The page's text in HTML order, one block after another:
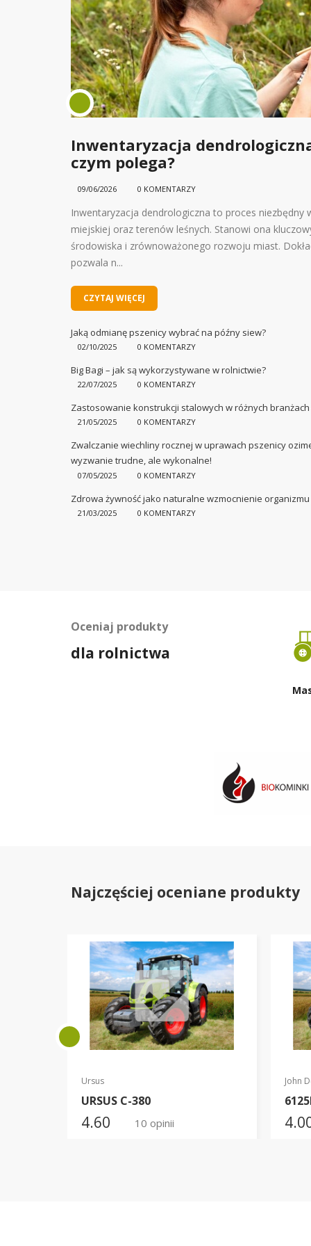
Inwentaryzacja
czym polega?
09/06/2026 0 KOMENTARZY
Inwentaryzacja dendrologiczna to proces niezbędny
miejskiej oraz terenów leśnych. Stanowi ona
środowiska i zrównoważonego rozwoju miast.
pozwala n...
CZYTAJ WIĘCEJ
​Jaką odmianę pszenicy wybrać na późny siew?
02/10/2025 0 KOMENTARZY
Big Bagi – jak są wykorzystywane w rolnictwie?
22/07/2025 0 KOMENTARZY
Zastosowanie konstrukcji stalowych w różnych
21/05/2025 0 KOMENTARZY
Zwalczanie wiechliny rocznej w uprawach pszenicy
wyzwanie trudne, ale wykonalne!
07/05/2025 0 KOMENTARZY
Zdrowa żywność jako naturalne wzmocnienie
21/03/2025 0 KOMENTARZY
Oceniaj produkty
dla rolnictwa
Najczęściej oceniane produkty
Ursus
URSUS C-380
4.60 10 opinii
John